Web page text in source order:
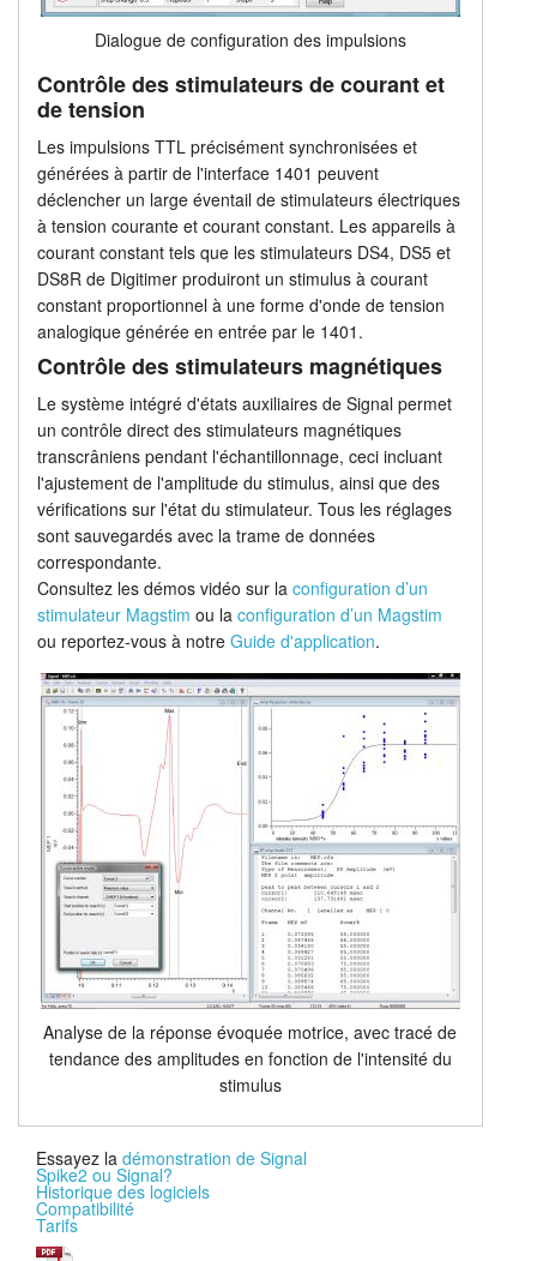
Dialogue de configuration des impulsions
Contrôle des stimulateurs de courant et
de tension
Les impulsions TTL précisément synchronisées et
générées à partir de l'interface 1401 peuvent
déclencher un large éventail de stimulateurs électriques
à tension courante et courant constant. Les appareils à
courant constant tels que les stimulateurs DS4, DS5 et
DS8R de Digitimer produiront un stimulus à courant
constant proportionnel à une forme d'onde de tension
analogique générée en entrée par le 1401.
Contrôle des stimulateurs magnétiques
Le système intégré d'états auxiliaires de Signal permet
un contrôle direct des stimulateurs magnétiques
transcrâniens pendant l'échantillonnage, ceci incluant
l'ajustement de l'amplitude du stimulus, ainsi que des
vérifications sur l'état du stimulateur. Tous les réglages
sont sauvegardés avec la trame de données
correspondante.
Consultez les démos vidéo sur la configuration d’un
stimulateur Magstim ou la configuration d’un Magstim
ou reportez-vous à notre Guide d'application.
Analyse de la réponse évoquée motrice, avec tracé de
tendance des amplitudes en fonction de l'intensité du
stimulus
Essayez la démonstration de Signal
Spike2 ou Signal?
Historique des logiciels
Compatibilité
Tarifs